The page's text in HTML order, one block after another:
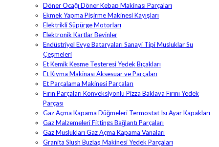
Döner Ocağı Döner Kebap Makinası Parçaları
Ekmek Yapma Pişirme Makinesi Kayışları
Elektrikli Süpürge Motorları
Elektronik Kartlar Beyinler
Endüstriyel Evye Bataryaları Sanayi Tipi Musluklar Su
Çeşmeleri
Et Kemik Kesme Testeresi Yedek Bıçakları
Et Kıyma Makinası Aksesuar ve Parçaları
Et Parçalama Makinesi Parçaları
Fırın Parçaları Konveksiyonlu Pizza Baklava Fırını Yedek
Parçası
Gaz Açma Kapama Düğmeleri Termostat Isı Ayar Kapakları
Gaz Malzemeleri Fittings Bağlantı Parçaları
Gaz Muslukları Gaz Açma Kapama Vanaları
Granita Slush Buzlaş Makinesi Yedek Parçaları